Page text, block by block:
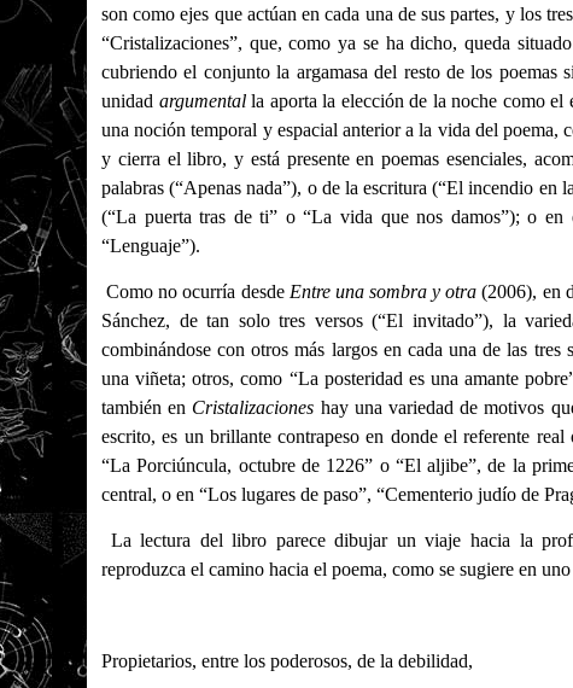
son como ejes que actúan en cada una de sus partes, y los
“Cristalizaciones”, que, como ya se ha dicho, queda
cubriendo el conjunto la argamasa del resto de los
unidad argumentalla aporta la elección de la noche como el
una noción temporal y espacial anterior a la vida del poema,
y cierra el libro, y está presente en poemas esenciales,
palabras (“Apenas nada”), o de la escritura (“El incendio en
(“La puerta tras de ti” o “La vida que nos damos”); o
“Lenguaje”).
Como no ocurría desde Entre una sombra y otra (2006), en
Sánchez, de tan solo tres versos (“El invitado”), la
combinándose con otros más largos en cada una de las
una viñeta; otros, como “La posteridad es una amante
también en Cristalizaciones hay una variedad de motivos
escrito, es un brillante contrapeso en donde el referente
“La Porciúncula, octubre de 1226” o “El aljibe”, de la
central, o en “Los lugares de paso”, “Cementerio judío de
La lectura del libro parece dibujar un viaje hacia la
reproduzca el camino hacia el poema, como se sugiere en
Propietarios, entre los poderosos, de la debilidad,